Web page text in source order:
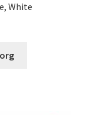
White